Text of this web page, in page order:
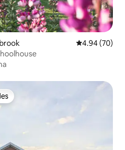
Calificación
4.94 (70)